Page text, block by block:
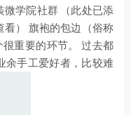
学院社群 （此处已添
看） 旗袍的包边（俗称
重要的环节。 过去都
余手工爱好者，比较难